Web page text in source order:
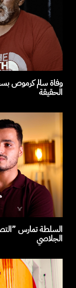
وفاة سالم كرموص
الحقيقة
السلطة تمارس
الجلاصي